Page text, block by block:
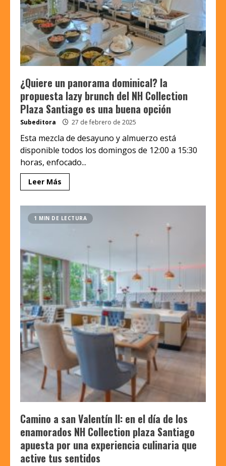
¿Quiere un panorama dominical? la
propuesta lazy brunch del NH Collection
Plaza Santiago es una buena opción
Subeditora 27 de febrero de 2025
Esta mezcla de desayuno y almuerzo está
disponible todos los domingos de 12:00 a 15:30
horas, enfocado...
Leer Más
1 MIN DE LECTURA
Camino a san Valentín II: en el día de los
enamorados NH Collection plaza Santiago
apuesta por una experiencia culinaria que
active tus sentidos